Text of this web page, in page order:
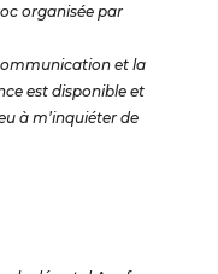
organisée par
et la
est disponible et
à m’inquiéter de